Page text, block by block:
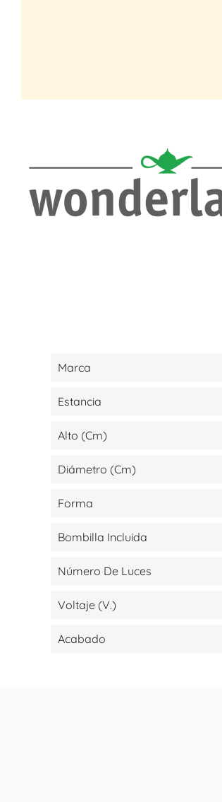
Marca
Estancia
Alto (cm)
Diámetro (cm)
Forma
Bombilla Incluida
Número De Luces
Voltaje (V.)
Acabado